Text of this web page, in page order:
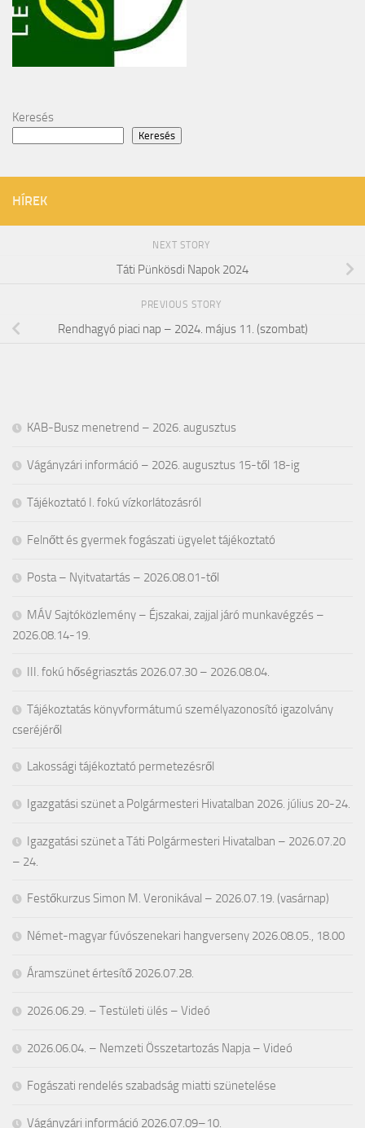
Keresés
Keresés
HÍREK
NEXT STORY
Táti Pünkösdi Napok 2024
PREVIOUS STORY
Rendhagyó piaci nap – 2024. május 11. (szombat)
KAB-Busz menetrend – 2026. augusztus
Vágányzári információ – 2026. augusztus 15-től 18-ig
Tájékoztató I. fokú vízkorlátozásról
Felnőtt és gyermek fogászati ügyelet tájékoztató
Posta – Nyitvatartás – 2026.08.01-től
MÁV Sajtóközlemény – Éjszakai, zajjal járó munkavégzés –
2026.08.14-19.
III. fokú hőségriasztás 2026.07.30 – 2026.08.04.
Tájékoztatás könyvformátumú személyazonosító igazolvány
cseréjéről
Lakossági tájékoztató permetezésről
Igazgatási szünet a Polgármesteri Hivatalban 2026. július 20-24.
Igazgatási szünet a Táti Polgármesteri Hivatalban – 2026.07.20
– 24.
Festőkurzus Simon M. Veronikával – 2026.07.19. (vasárnap)
Német-magyar fúvószenekari hangverseny 2026.08.05., 18.00
Áramszünet értesítő 2026.07.28.
2026.06.29. – Testületi ülés – Videó
2026.06.04. – Nemzeti Összetartozás Napja – Videó
Fogászati rendelés szabadság miatti szünetelése
Vágányzári információ 2026.07.09–10.